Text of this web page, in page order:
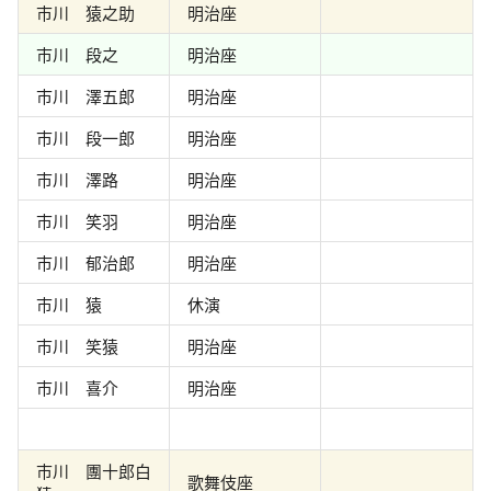
市川 猿之助
明治座
市川 段之
明治座
市川 澤五郎
明治座
市川 段一郎
明治座
市川 澤路
明治座
市川 笑羽
明治座
市川 郁治郎
明治座
市川 猿
休演
市川 笑猿
明治座
市川 喜介
明治座
市川 團十郎白
歌舞伎座